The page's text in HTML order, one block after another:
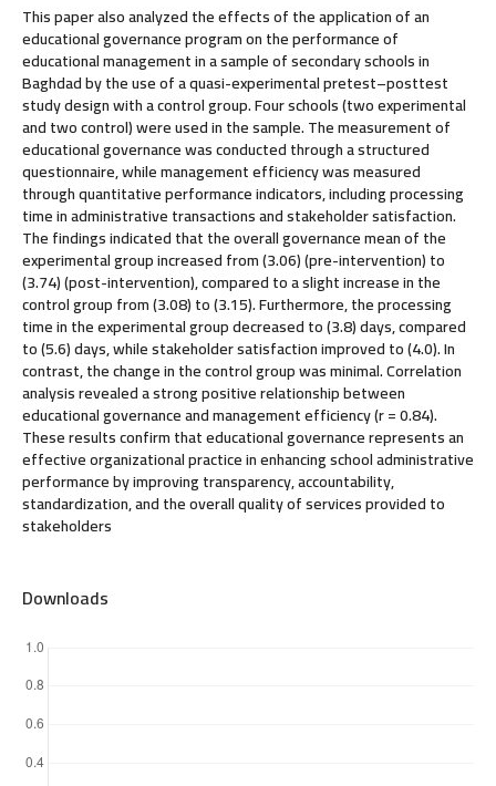
This paper also analyzed the effects of the application of an
educational governance program on the performance of
educational management in a sample of secondary schools in
Baghdad by the use of a quasi-experimental pretest–posttest
study design with a control group. Four schools (two experimental
and two control) were used in the sample. The measurement of
educational governance was conducted through a structured
questionnaire, while management efficiency was measured
through quantitative performance indicators, including processing
time in administrative transactions and stakeholder satisfaction.
The findings indicated that the overall governance mean of the
experimental group increased from (3.06) (pre-intervention) to
(3.74) (post-intervention), compared to a slight increase in the
control group from (3.08) to (3.15). Furthermore, the processing
time in the experimental group decreased to (3.8) days, compared
to (5.6) days, while stakeholder satisfaction improved to (4.0). In
contrast, the change in the control group was minimal. Correlation
analysis revealed a strong positive relationship between
educational governance and management efficiency (r = 0.84).
These results confirm that educational governance represents an
effective organizational practice in enhancing school administrative
performance by improving transparency, accountability,
standardization, and the overall quality of services provided to
stakeholders
Downloads